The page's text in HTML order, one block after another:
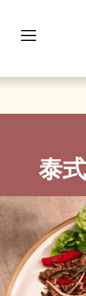
Navigation
泰